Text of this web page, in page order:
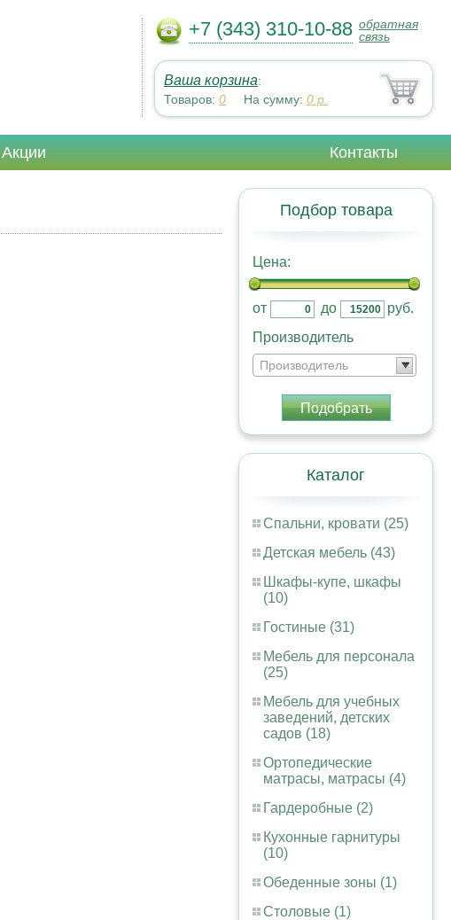
+7 (343) 310-10-88 обратная
связь
Ваша корзина:
Товаров: 0 На сумму: 0 р.
Акции Контакты
Подбор товара
Цена:
от до
руб.
Производитель
Производитель
Подобрать
Каталог
Спальни, кровати (25)
Детская мебель (43)
Шкафы-купе, шкафы
(10)
Гостиные (31)
Мебель для персонала
(25)
Мебель для учебных
заведений, детских
садов (18)
Ортопедические
матрасы, матрасы (4)
Гардеробные (2)
Кухонные гарнитуры
(10)
Обеденные зоны (1)
Столовые (1)